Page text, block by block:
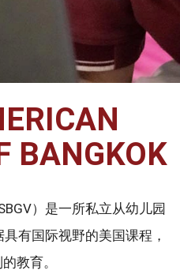
BANGKOK
）是一所私立从幼儿园
有国际视野的美国课程，
教育。